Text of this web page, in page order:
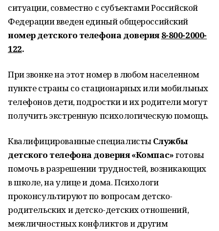
ситуации, совместно с субъектами Российской
Федерации введен единый общероссийский
номер детского телефона доверия8-800-2000-
122.
При звонке на этот номер в любом населенном
пункте страны со стационарных или мобильных
телефонов дети, подростки и их родители могут
получить экстренную психологическую помощь.
Квалифицированные специалистыСлужбы
детского телефона доверия «Компас»готовы
помочь в разрешении трудностей, возникающих
в школе, на улице и дома. Психологи
проконсультируют по вопросам детско-
родительских и детско-детских отношений,
межличностных конфликтов и другим